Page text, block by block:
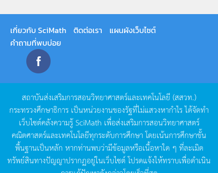
เกี่ยวกับ SciMath ติดต่อเรา
แผนผังเว็บไซต์
คำถามที่พบบ่อย
สถาบันส่งเสริมการสอนวิทยาศาสตร์และเทคโนโลยี (สสวท.)
กระทรวงศึกษาธิการ เป็นหน่วยงานของรัฐที่ไม่แสวงหากำไรได้จัดทำ
เว็บไซต์คลังความรู้SciMath เพื่อส่งเสริมการสอนวิทยาศาสตร์
คณิตศาสตร์และเทคโนโลยีทุกระดับการศึกษา โดยเน้นการศึกษาขั้น
พื้นฐานเป็นหลัก หากท่านพบว่ามีข้อมูลหรือเนื้อหาใด ๆ ที่ละเมิด
ทรัพย์สินทางปัญญาปรากฏอยู่ในเว็บไซต์โปรดแจ้งให้ทราบเพื่อดำเนิน